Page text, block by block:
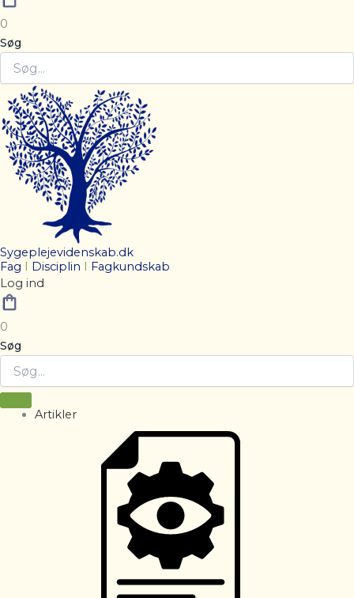
0
Søg
Sygeplejevidenskab.dk
Fag
Disciplin
Fagkundskab
Log ind
0
Søg
Artikler